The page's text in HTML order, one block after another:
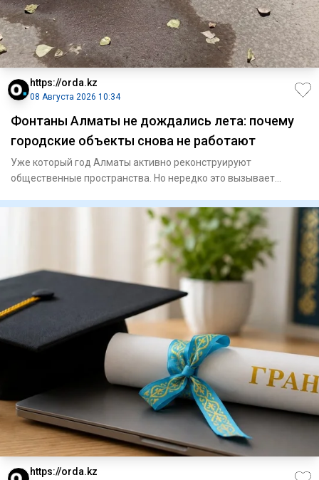
https://orda.kz
08 Августа 2026 10:34
Фонтаны Алматы не дождались лета: почему
городские объекты снова не работают
Уже который год Алматы активно реконструируют
общественные пространства. Но нередко это вызывает
https://orda.kz